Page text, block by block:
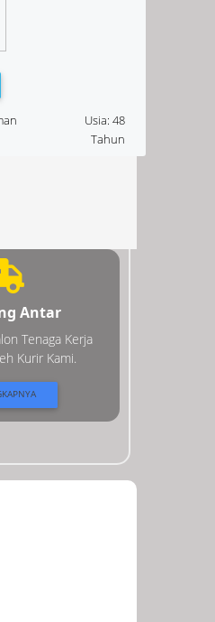
Usia: 48
Tahun
Antar
Tenaga Kerja
Kurir Kami.